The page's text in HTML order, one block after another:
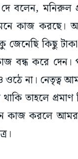
বলেন, মনিরুল
মেনে কাজ
জেনেছি কিছু
বন্ধ করে
ওঠে না।
তাহলে
কাজ করলে